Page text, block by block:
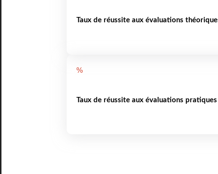
Taux de réussite aux évaluations
%
Taux de réussite aux évaluations pratiques